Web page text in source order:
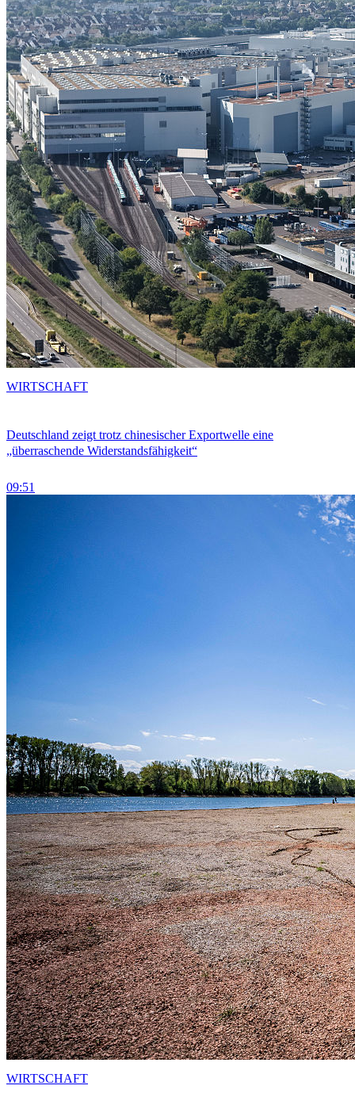
Deutschland zeigt trotz chinesischer Exportwelle eine
„überraschende Widerstandsfähigkeit“
09:51
WIRTSCHAFT
WIRTSCHAFT